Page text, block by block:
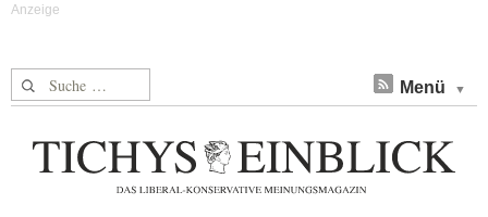
Suche nach: Menü